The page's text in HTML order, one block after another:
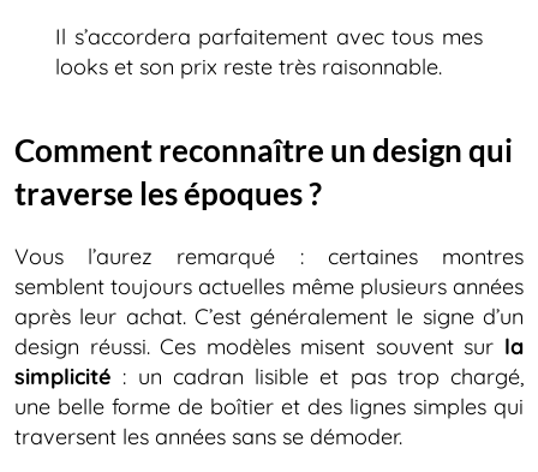
Il s’accordera parfaitement avec tous mes
looks et son prix reste très raisonnable.
Comment reconnaître un design qui
traverse les époques ?
Vous l’aurez remarqué : certaines montres
semblent toujours actuelles même plusieurs années
après leur achat. C’est généralement le signe d’un
design réussi. Ces modèles misent souvent sur la
simplicité : un cadran lisible et pas trop chargé,
une belle forme de boîtier et des lignes simples qui
traversent les années sans se démoder.